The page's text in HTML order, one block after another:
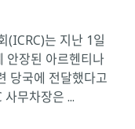
(ICRC)는 지난 1일
안장된 아르헨티나
당국에 전달했다고
무차장은 ...